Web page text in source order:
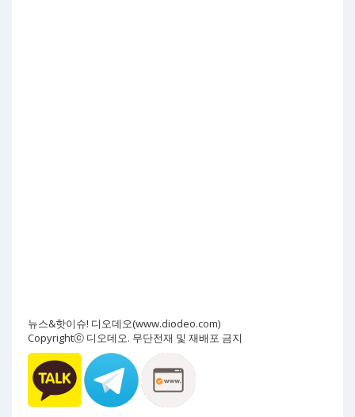
뉴스&핫이슈! 디오데오(www.diodeo.com)
Copyrightⓒ 디오데오. 무단전재 및 재배포 금지